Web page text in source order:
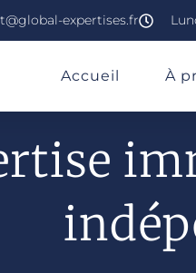
expertises.fr
Accueil À
En PACA